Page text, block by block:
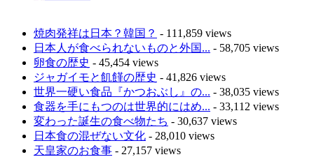
焼肉発祥は日本？韓国？ - 111,859 views
日本人が食べられないものと外国... - 58,705 views
卵食の歴史 - 45,454 views
ジャガイモと飢饉の歴史 - 41,826 views
世界一硬い食品『かつおぶし』の... - 38,035 views
食器を手にもつのは世界的にはめ... - 33,112 views
変わった誕生の食べ物たち - 30,637 views
日本食の混ぜない文化 - 28,010 views
天皇家のお食事 - 27,157 views